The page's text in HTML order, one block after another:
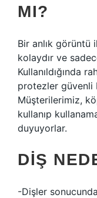
MI?
Bir anlık görüntü
kolaydır ve
Kullanıldığında
protezler güvenli
Müşterilerimiz,
kullanıp
duyuyorlar.
DIŞ
-Dişler